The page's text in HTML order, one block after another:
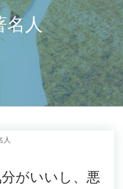
名人
人
がいいし、悪